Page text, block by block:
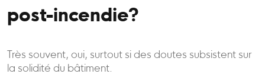
post-incendie?
Très souvent, oui, surtout si des doutes subsistent sur
la solidité du bâtiment.